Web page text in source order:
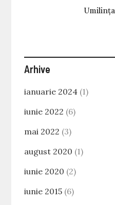
Umilința
Arhive
ianuarie 2024 (1)
iunie 2022 (6)
mai 2022 (3)
august 2020 (1)
iunie 2020 (2)
iunie 2015 (6)